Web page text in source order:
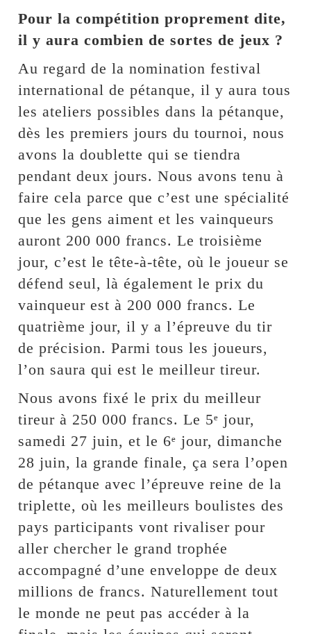
Pour la compétition proprement dite,
il y aura combien de sortes de jeux ?
Au regard de la nomination festival
international de pétanque, il y aura tous
les ateliers possibles dans la pétanque,
dès les premiers jours du tournoi, nous
avons la doublette qui se tiendra
pendant deux jours. Nous avons tenu à
faire cela parce que c’est une spécialité
que les gens aiment et les vainqueurs
auront 200 000 francs. Le troisième
jour, c’est le tête-à-tête, où le joueur se
défend seul, là également le prix du
vainqueur est à 200 000 francs. Le
quatrième jour, il y a l’épreuve du tir
de précision. Parmi tous les joueurs,
l’on saura qui est le meilleur tireur.
Nous avons fixé le prix du meilleur
tireur à 250 000 francs. Le 5ᵉ jour,
samedi 27 juin, et le 6ᵉ jour, dimanche
28 juin, la grande finale, ça sera l’open
de pétanque avec l’épreuve reine de la
triplette, où les meilleurs boulistes des
pays participants vont rivaliser pour
aller chercher le grand trophée
accompagné d’une enveloppe de deux
millions de francs. Naturellement tout
le monde ne peut pas accéder à la